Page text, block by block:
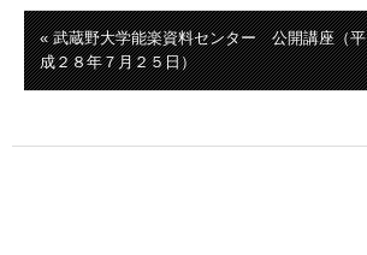
« 武蔵野大学能楽資料センター 公開講座（平
成２８年７月２５日）